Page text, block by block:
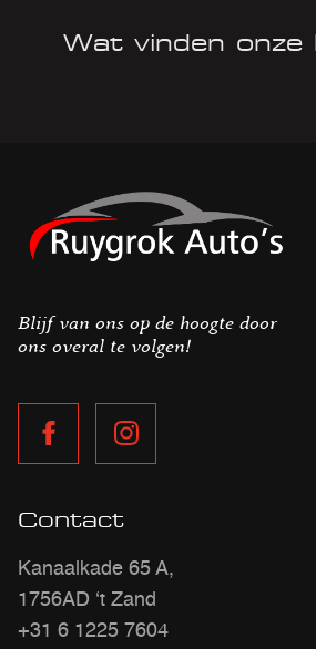
Wat vinden onze
Blijf van ons op de hoogte door
ons overal te volgen!
Contact
Kanaalkade 65 A,
1756AD ‘t Zand
+31 6 1225 7604